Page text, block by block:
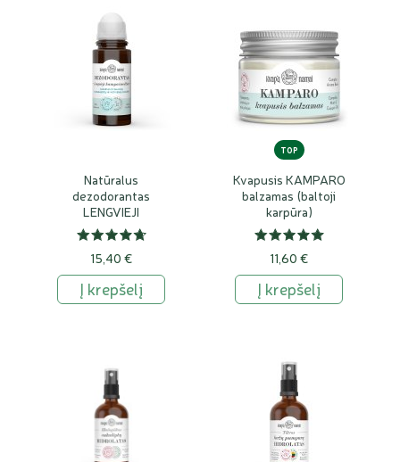
Natūralus
dezodorantas
LENGVIEJI
KAMPARMEDŽIAI
15,40 €
Į krepšelį
TOP
Kvapusis KAMPARO
balzamas (baltoji
karpūra)
11,60 €
Į krepšelį